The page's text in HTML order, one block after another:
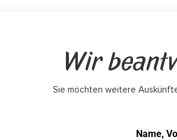
Wir
Sie möchten weitere
Name,